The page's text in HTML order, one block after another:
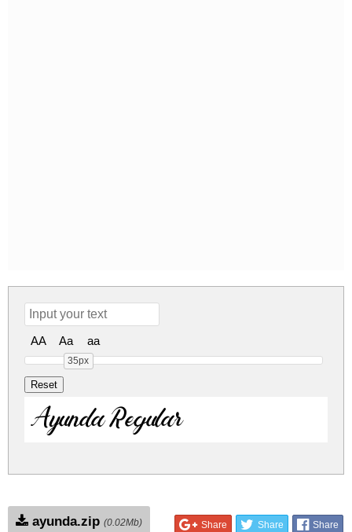
AA Aa aa
35px
Ayunda Regular
ayunda.zip (0.02Mb) Share Share Share